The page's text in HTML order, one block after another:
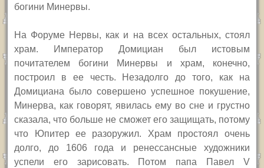
богини Минервы.
На Форуме Нервы, как и на всех остальных, стоял
храм. Император Домициан был истовым
почитателем богини Минервы и храм, конечно,
построил в ее честь. Незадолго до того, как на
Домициана было совершено успешное покушение,
Минерва, как говорят, явилась ему во сне и грустно
сказала, что больше не сможет его защищать, потому
что Юпитер ее разоружил. Храм простоял очень
долго, до 1606 года и ренессансные художники
успели его зарисовать. Потом папа Павел V